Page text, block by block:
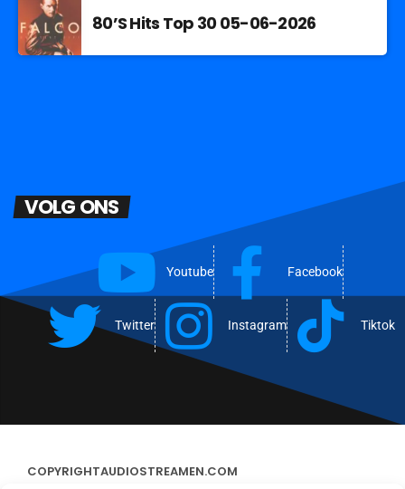
80’S Hits Top 30 05-06-2026
VOLG ONS
Youtube Facebook
Twitter Instagram Tiktok
COPYRIGHTAUDIOSTREAMEN.COM